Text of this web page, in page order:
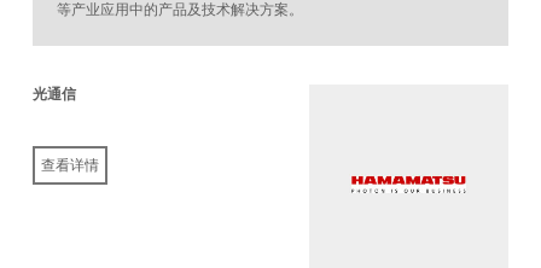
等产业应用中的产品及技术解决方案。
光通信
查看详情